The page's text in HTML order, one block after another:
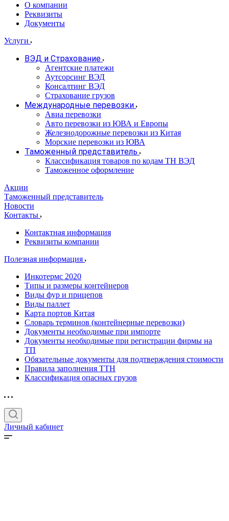
О компании
Реквизиты
Документы
Услуги
ВЭД и Страхование
Агентские платежи
Аутсорсинг ВЭД
Консалтинг ВЭД
Страхование грузов
Международные перевозки
Авиа перевозки
Авто перевозки из ЮВА и Европы
Железнодорожные перевозки из Китая
Морские перевозки из ЮВА
Таможенный представитель
Классификация товаров по кодам ТН ВЭД
Таможенное оформление
Акции
Таможенный представитель
Новости
Контакты
Контактная информация
Реквизиты компании
Полезная информация
Инкотермс 2020
Типы и размеры контейнеров
Виды фур и прицепов
Виды паллет
Карта портов Китая
Словарь терминов (контейнерные перевозки)
Документы необходимые при импорте
Документы необходимые при регистрации фирмы на
ТП
Обязательные документы для подтверждения стоимости
Правила заполнения ТТН
Классификация опасных грузов
Личный кабинет